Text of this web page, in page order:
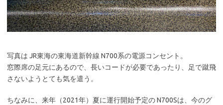
写真は JR東海の東海道新幹線 N700系の電源コンセント。
窓際席の足元にあるので、長いコードが必要であったり、足で蹴飛
さないようとても気を遣う。
ちなみに、来年（2021年）夏に運行開始予定の N700Sは、今のグ